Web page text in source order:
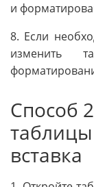
и
8. Если
изменить
Способ
вставка